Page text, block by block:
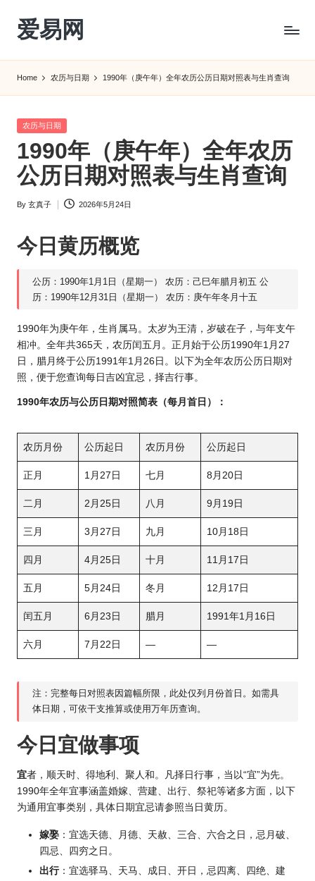
Skip
content
爱易网
转
农
历
阴
历
Home 农历与日期 1990年（庚午年）全年农历公历日期对照表与生肖查询
Posted
农历与日期
1990年（庚午年）全年农历
公历日期对照表与生肖查询
Posted
By 玄真子 2026年5月24日
今日 黄历概览
公历：1990年1月1日（星期一） 农历：己巳年腊月初五 公
历：1990年12月31日（星期一） 农历：庚午年冬月十五
1990年为庚午年， 生肖 属马。太岁为王清，岁破在子，与年支午
相冲。全年共365天，农历闰五月。正月始于公历1990年1月27
日，腊月终于公历1991年1月26日。以下为全年农历公历日期 对
照，便于您查询每日吉凶宜忌，择吉行事。
1990年农历与公历日期对照简表（每月首日）：
农历月份 公历起日 农历月份 公历起日
正月 1月27日 七月 8月20日
二月 2月25日 八月 9月19日
三月 3月27日 九月 10月18日
四月 4月25日 十月 11月17日
五月 5月24日 冬月 12月17日
闰五月 6月23日 腊月 1991年1月16日
六月 7月22日 — —
注：完整每日对照表因篇幅所限，此处仅列月份首日。如需具
体日期，可依干支推算或使用万年历查询。
今日宜做事项
宜者，顺天时、得地利、聚人和。凡择日行事，当以“宜”为先。
1990年全年宜事涵盖婚嫁、营建、出行、祭祀等诸多方面，以下
为通用宜事类别，具体日期宜忌请参照当日黄历。
嫁娶 ：宜选天德、月德、天赦、三合、六合之日，忌月破、
四忌、四穷之日。
出行：宜选驿马、天马、成日、开日，忌四离、四绝、建